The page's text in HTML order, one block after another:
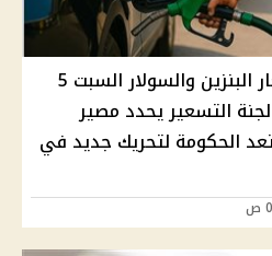
بنزين الغلابة بكام .. أسعار البنزين والسولار السبت 5
لجنة التسعير يحدد مصير
الحكومة لتحريك جديد في